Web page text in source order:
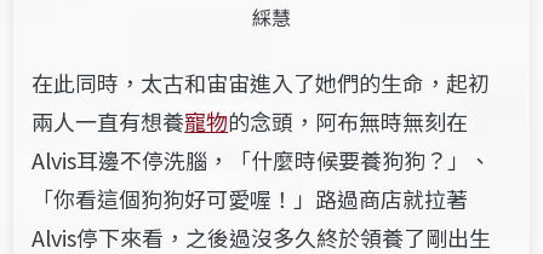
綵慧
在此同時，太古和宙宙進入了她們的生命，起初
兩人一直有想養寵物的念頭，阿布無時無刻在
Alvis耳邊不停洗腦，「什麼時候要養狗狗？」、
「你看這個狗狗好可愛喔！」路過商店就拉著
Alvis停下來看，之後過沒多久終於領養了剛出生